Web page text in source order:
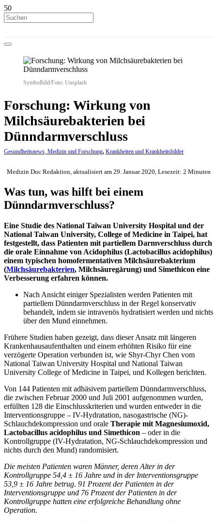
Symbolbild/Foto: Unsplash
Forschung: Wirkung von
Milchsäurebakterien bei
Dünndarmverschluss
Gesundheitsnews, Medizin und Forschung, Krankheiten und Krankheitsbilder
Medizin Doc Redaktion, aktualisiert am 29. Januar 2020, Lesezeit: 2 Minuten
Was tun, was hilft bei einem
Dünndarmverschluss?
Eine Studie des National Taiwan University Hospital und der
National Taiwan University, College of Medicine in Taipei, hat
festgestellt, dass Patienten mit partiellem Darmverschluss durch
die orale Einnahme von Acidophilus (Lactobacillus acidophilus)
einem typischen homofermentativen Milchsäurebakterium
(Milchsäurebakterien, Milchsäuregärung) und Simethicon eine
Verbesserung erfahren können.
Nach Ansicht einiger Spezialisten werden Patienten mit
partiellem Dünndarmverschluss in der Regel konservativ
behandelt, indem sie intravenös hydratisiert werden und nichts
über den Mund einnehmen.
Frühere Studien haben gezeigt, dass dieser Ansatz mit längeren
Krankenhausaufenthalten und einem erhöhten Risiko für eine
verzögerte Operation verbunden ist, wie Shyr-Chyr Chen vom
National Taiwan University Hospital und National Taiwan
University College of Medicine in Taipei, und Kollegen berichten.
Von 144 Patienten mit adhäsivem partiellem Dünndarmverschluss,
die zwischen Februar 2000 und Juli 2001 aufgenommen wurden,
erfüllten 128 die Einschlusskriterien und wurden entweder in die
Interventionsgruppe – IV-Hydratation, nasogastrische (NG)-
Schlauchdekompression und orale Therapie mit Magnesiumoxid,
Lactobacillus acidophilus und Simethicon – oder in die
Kontrollgruppe (IV-Hydratation, NG-Schlauchdekompression und
nichts durch den Mund) randomisiert.
Die meisten Patienten waren Männer, deren Alter in der
Kontrollgruppe 54,4 ± 16 Jahre und in der Interventionsgruppe
53,9 ± 16 Jahre betrug. 91 Prozent der Patienten in der
Interventionsgruppe und 76 Prozent der Patienten in der
Kontrollgruppe hatten eine erfolgreiche Behandlung ohne
Operation.